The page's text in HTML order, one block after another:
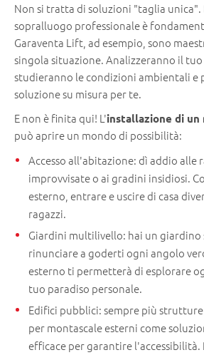
Non si tratta di soluzioni "taglia unica".
sopralluogo professionale è
Garaventa Lift, ad esempio, sono
singola situazione. Analizzeranno il
studieranno le condizioni ambientali e
soluzione su misura per te.
E non è finita qui! L'installazione di un
può aprire un mondo di possibilità:
Accesso all'abitazione: dì addio alle
improvvisate o ai gradini insidiosi.
esterno, entrare e uscire di casa
ragazzi.
Giardini multilivello: hai un giardino
rinunciare a goderti ogni angolo
esterno ti permetterà di esplorare
tuo paradiso personale.
Edifici pubblici: sempre più
per montascale esterni come
efficace per garantire l'accessibilità.